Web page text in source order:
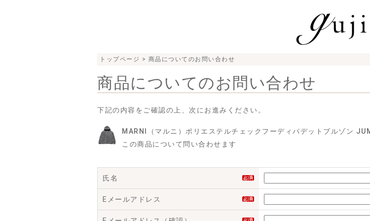
トップページ > 商品についてのお問い合わせ
商品についてのお問い合わせ
下記の内容をご確認の上、次にお進みください。
MARNI（マルニ）ポリエステルチェックフーディパデットブルゾン
この商品について問い合わせます
氏名
Eメールアドレス